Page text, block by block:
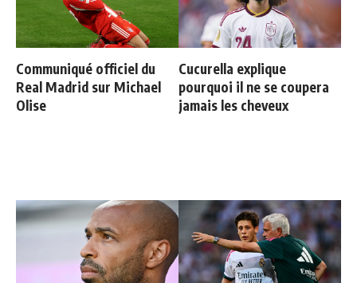
Communiqué officiel du
Real Madrid sur Michael
Olise
Cucurella explique
pourquoi il ne se coupera
jamais les cheveux